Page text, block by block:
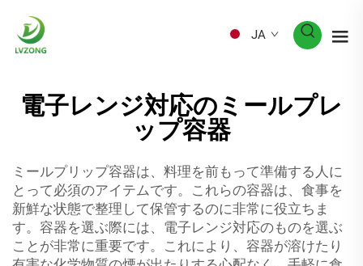
JA
電子レンジ対応のミールプレ
ップ容器
ミールプリップ容器は、料理を前もって準備する人に
とって必須のアイテムです。これらの容器は、食事を
新鮮な状態で整理して保管するのに非常に役立ちま
す。容器を選ぶ際には、電子レンジ対応のものを選ぶ
ことが非常に重要です。これにより、容器が溶けたり